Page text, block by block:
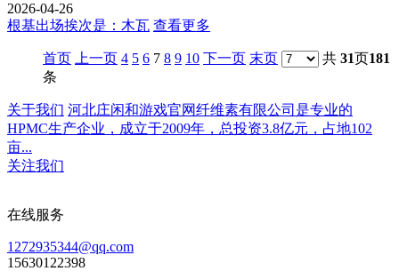
2026-04-26
根基出场挨次是：木瓦 查看更多
首页 上一页 4 5 6 7 8 9 10 下一页 末页 共 31页181
条
关于我们 河北庄闲和游戏官网纤维素有限公司是专业的
HPMC生产企业，成立于2009年，总投资3.8亿元，占地102
亩...
关注我们
在线服务
1272935344@qq.com
15630122398